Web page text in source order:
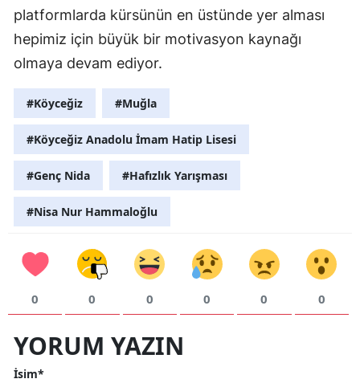
platformlarda kürsünün en üstünde yer alması
hepimiz için büyük bir motivasyon kaynağı
olmaya devam ediyor.
#Köyceğiz #Muğla
#Köyceğiz Anadolu İmam Hatip Lisesi
#Genç Nida #Hafızlık Yarışması
#Nisa Nur Hammaloğlu
0 0 0 0 0 0
YORUM YAZIN
İsim*